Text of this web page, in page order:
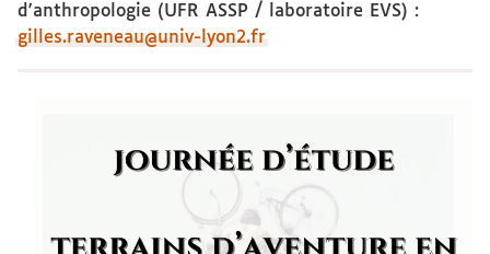
d'anthropologie (UFR ASSP / laboratoire EVS) :
gilles.raveneau@univ-lyon2.fr